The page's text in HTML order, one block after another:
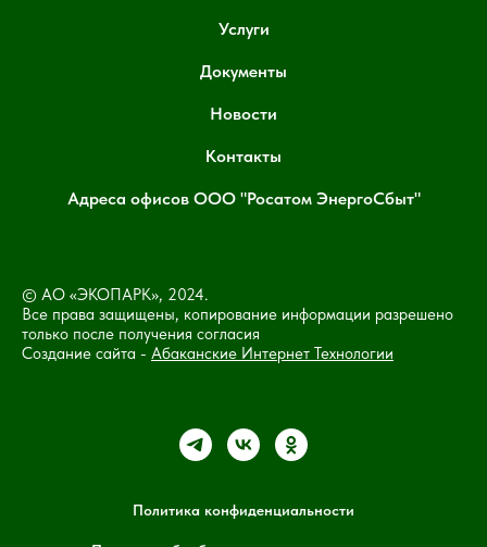
Услуги
Документы
Новости
Контакты
Адреса офисов ООО "Росатом ЭнергоСбыт"
© АО «ЭКОПАРК», 2024.
Все права защищены, копирование информации разрешено
только после получения согласия
Создание сайта - Абаканские Интернет Технологии
Политика конфиденциальности